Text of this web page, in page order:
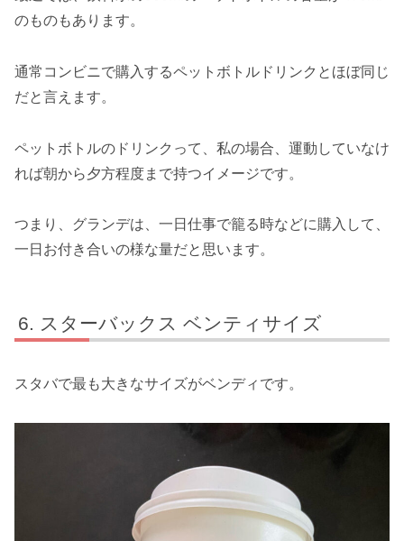
のものもあります。
通常コンビニで購入するペットボトルドリンクとほぼ同じ
だと言えます。
ペットボトルのドリンクって、私の場合、運動していなけ
れば朝から夕方程度まで持つイメージです。
つまり、グランデは、一日仕事で籠る時などに購入して、
一日お付き合いの様な量だと思います。
スターバックス ベンティサイズ
スタバで最も大きなサイズがベンディです。